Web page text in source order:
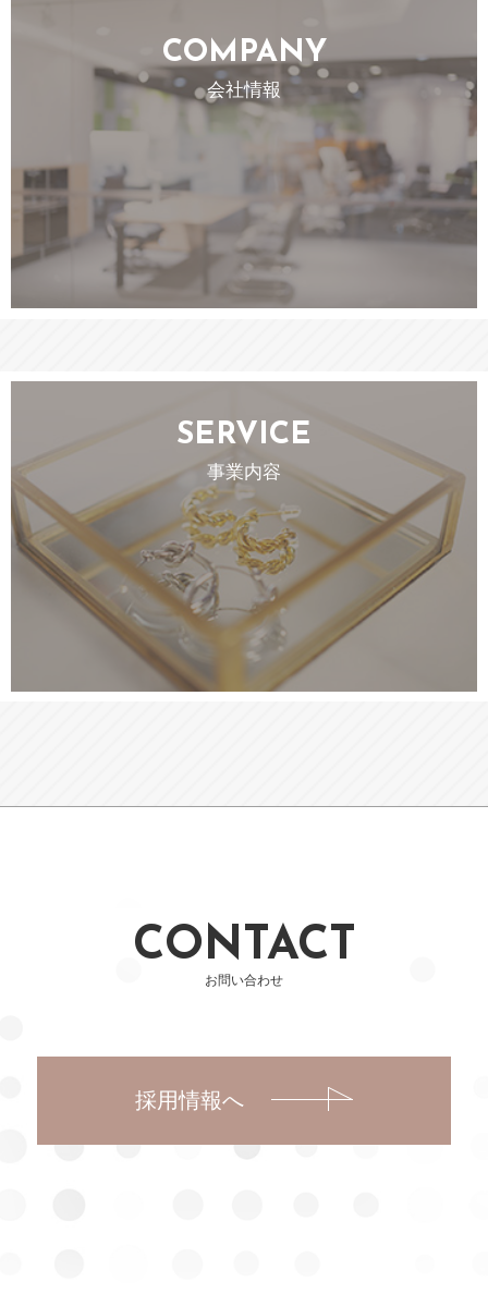
COMPANY
会社情報
SERVICE
事業内容
CONTACT
お問い合わせ
採用情報へ